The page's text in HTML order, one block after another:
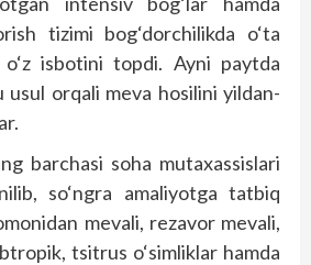
tizimi bog‘dorchilikda o‘ta
o‘z isbotini topdi. Ayni paytda
usul orqali meva hosilini yildan-
barchasi soha mutaxassislari
so‘ngra amaliyotga tatbiq
mevali, rezavor mevali,
tsitrus o‘simliklar hamda